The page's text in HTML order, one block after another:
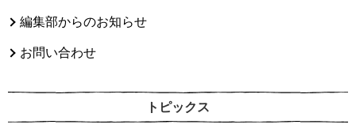
編集部からのお知らせ
お問い合わせ
トピックス